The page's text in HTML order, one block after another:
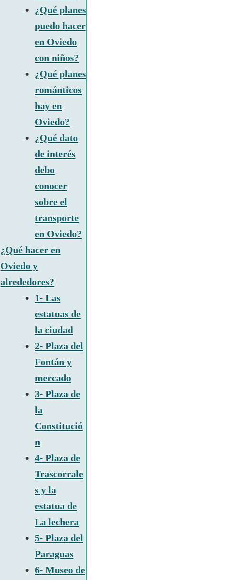
¿Qué planes
puedo hacer
en Oviedo
con niños?
¿Qué planes
románticos
hay en
Oviedo?
¿Qué dato
de interés
debo
conocer
sobre el
transporte
en Oviedo?
¿Qué hacer en
Oviedo y
alrededores?
1- Las
estatuas de
la ciudad
2- Plaza del
Fontán y
mercado
3- Plaza de
la
Constitució
n
4- Plaza de
Trascorrale
s y la
estatua de
La lechera
5- Plaza del
Paraguas
6- Museo de